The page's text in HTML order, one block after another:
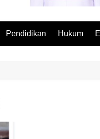
Pendidikan Hukum